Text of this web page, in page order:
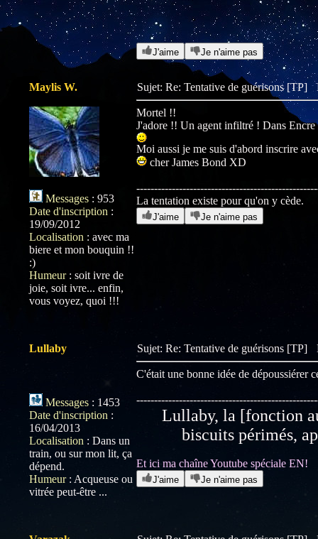
MawPowaaaaaa
J'aime Je n'aime pas
Maylis W.
Messages : 953
Date d'inscription :
19/09/2012
Localisation : avec ma
biere et mon bouquin !!
:)
Humeur: soit ivre de
joie, soit ivre... enfin,
vous voyez, quoi !!!
Sujet: Re: Tentative de guérisons [TP]
Mortel !!
J'adore !! Un agent infiltré ! Dans
Moi aussi je me suis d'abord inscrire
cher James Bond XD
La tentation existe pour qu'on y cède.
J'aime Je n'aime pas
Lullaby
Messages : 1453
Date d'inscription :
16/04/2013
Localisation : Dans un
train, ou sur mon lit, ça
dépend.
Humeur: Acqueuse ou
vitrée peut-être ...
Sujet: Re: Tentative de guérisons [TP]
C'était une bonne idée de dépoussiérer
Lullaby, la [fonction
biscuits périmés,
Et ici ma chaîne Youtube spéciale EN!
J'aime Je n'aime pas